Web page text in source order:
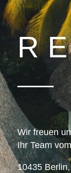
Wir freuen
Ihr Team
10435